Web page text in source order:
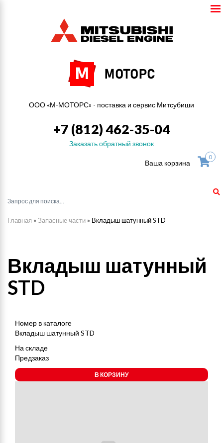
ООО «М-МОТОРС» - поставка и сервис Митсубиши
+7 (812) 462-35-04
Заказать обратный звонок
Ваша корзина
0
Главная » Запасные части » Вкладыш шатунный STD
Вкладыш шатунный
STD
Номер в каталоге
Вкладыш шатунный STD
На складе
Предзаказ
В КОРЗИНУ